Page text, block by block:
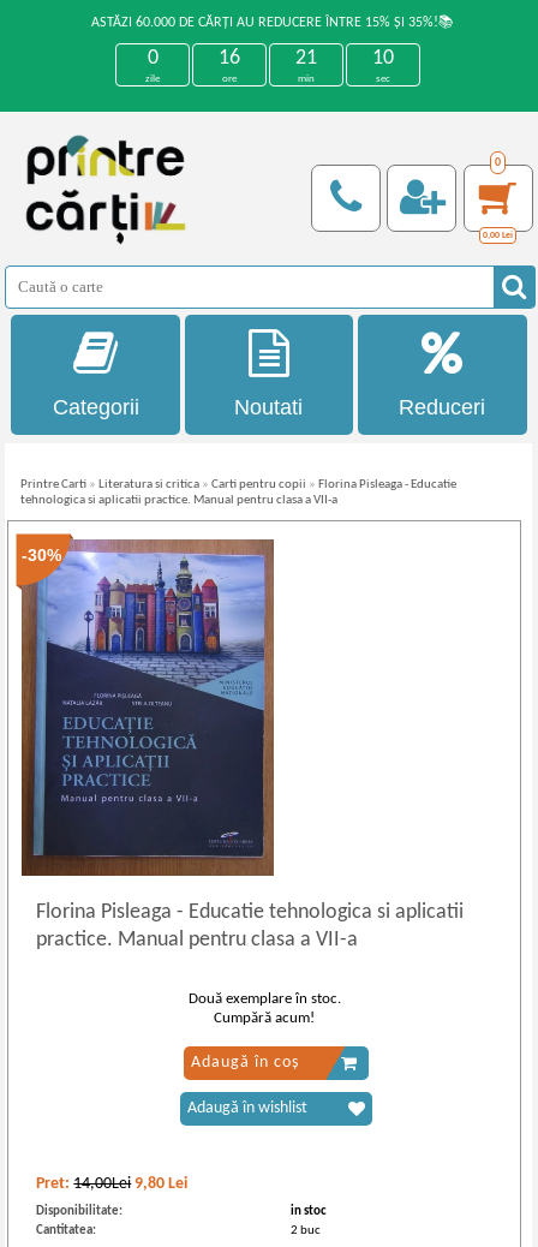
ASTĂZI 60.000 DE CĂRȚI AU REDUCERE ÎNTRE 15% ȘI 35%!📚
0
zile
16
ore
21
min
10
sec
0
0,00 Lei
Categorii Noutati Reduceri
Printre Carti » Literatura si critica »Carti pentru copii » Florina Pisleaga - Educatie
tehnologica si aplicatii practice. Manual pentru clasa a VII-a
-30%
Florina Pisleaga- Educatie tehnologica si aplicatii
practice. Manual pentru clasa a VII-a
Pret:14,00Lei 9,80 Lei
Disponibilitate:
in stoc
Cantitatea:
2 buc
Două exemplare în stoc.
Cumpără acum!
Adaugă în coș
Adaugă în wishlist